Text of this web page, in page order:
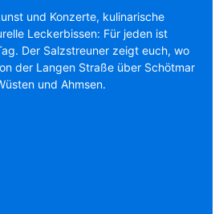
und Konzerte, kulinarische
Leckerbissen: Für jeden ist
Der Salzstreuner zeigt euch, wo
der Langen Straße über Schötmar
und Ahmsen.